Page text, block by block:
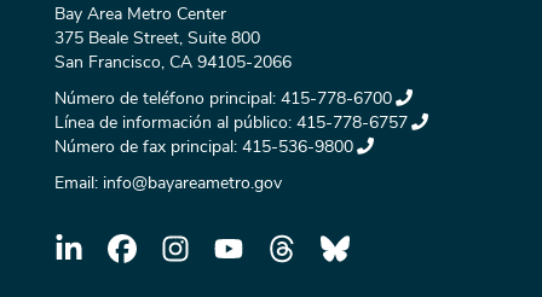
Bay Area Metro Center
375 Beale Street, Suite 800
San Francisco, CA 94105-2066
Número de teléfono principal: 415-778-6700
Línea de información al público: 415-778-6757
Número de fax principal: 415-536-9800
Email: info@bayareametro.gov